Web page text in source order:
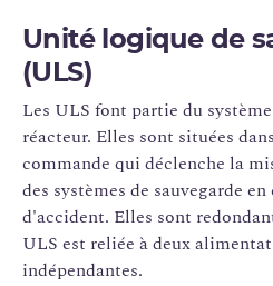
Unité logique de
(ULS)
Les ULS font partie du
réacteur. Elles sont situées
commande qui déclenche la
des systèmes de sauvegarde
d'accident. Elles sont
ULS est reliée à deux
indépendantes.